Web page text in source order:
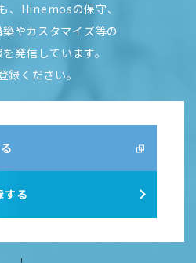
、Hinemosの保守、
やカスタマイズ等の
発信しています。
録ください。
する